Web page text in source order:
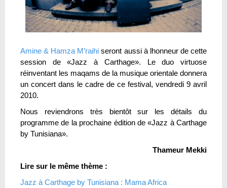
Amine & Hamza M’raihi seront aussi à lhonneur de cette
session de «Jazz à Carthage». Le duo virtuose
réinventant les maqams de la musique orientale donnera
un concert dans le cadre de ce festival, vendredi 9 avril
2010.
Nous reviendrons très bientôt sur les détails du
programme de la prochaine édition de «Jazz à Carthage
by Tunisiana».
Thameur Mekki
Lire sur le même thème :
Jazz à Carthage by Tunisiana : Mama Africa